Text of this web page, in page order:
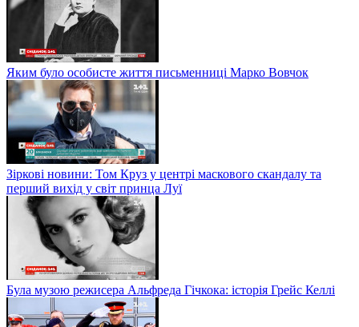
Яким було особисте життя письменниці Марко Вовчок
Зіркові новини: Том Круз у центрі маскового скандалу та
перший вихід у світ принца Луї
Була музою режисера Альфреда Гічкока: історія Грейс Келлі